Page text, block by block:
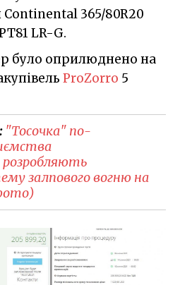
Continental 365/80R20
LR-G.
було оприлюднено на
ProZorro 5
"Тосочка" по-
залпового вогню на